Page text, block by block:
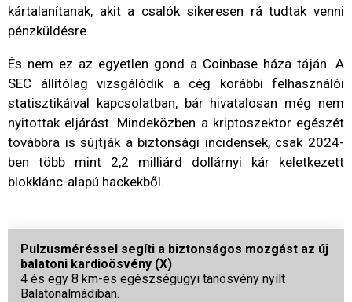
kártalanítanak, akit a csalók sikeresen rátudtakvenni
pénzküldésre.
És nem ez az egyetlen gond a Coinbase háza táján. A
SEC állítólag vizsgálódik a cég korábbi felhasználói
statisztikáival kapcsolatban, bár hivatalosan még nem
nyitottak eljárást. Mindeközben a kriptoszektor egészét
továbbra issújtják a biztonsági incidensek, csak 2024-
ben több mint 2,2 milliárd dollárnyi kár keletkezett
blokklánc-alapú hackekből.
Pulzusméréssel segíti a biztonságos mozgást az új
balatoni kardioösvény (X)
4 és egy 8 km-es egészségügyi tanösvény nyílt
Balatonalmádiban.